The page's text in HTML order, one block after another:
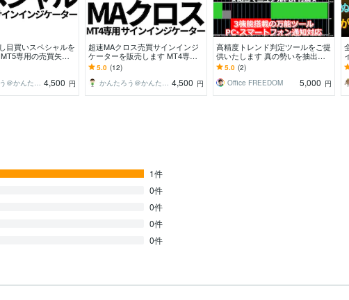
目買いスペシャルを
専用の売買矢印
ケーターです
かんたろう＠かんたんFX 4,500 円
超速MAクロス売買サインインジ
ケーターを販売します MT4専用
の売買矢印サインインジケーター
です
5.0 (12)
かんたろう＠かんたんFX 4,500 円
高精度トレンド判定ツールをご提
供いたします 真の勢いを抽出⭕
無駄なエントリーを排除する高精
度フィルター！
5.0 (2)
Office FREEDOM
5,000 円
1件
0件
0件
0件
0件